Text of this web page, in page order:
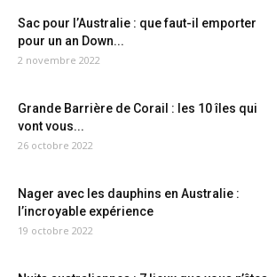
Sac pour l’Australie : que faut-il emporter
pour un an Down...
2 novembre 2022
Grande Barrière de Corail : les 10 îles qui
vont vous...
26 octobre 2022
Nager avec les dauphins en Australie :
l’incroyable expérience
19 octobre 2022